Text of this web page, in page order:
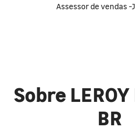
Assessor de vendas -
Sobre
BR